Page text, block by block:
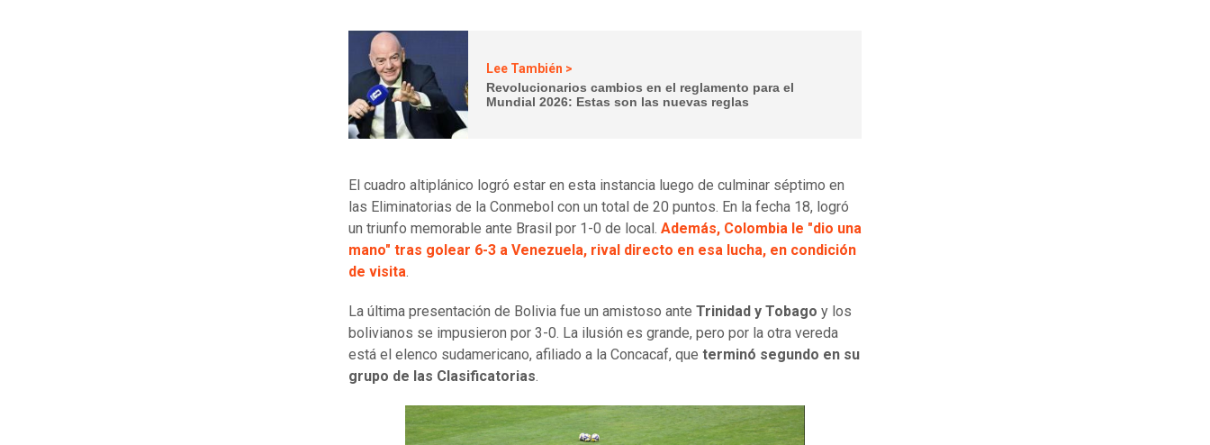
Lee También >
Revolucionarios cambios en el reglamento para el
Mundial 2026: Estas son las nuevas reglas
El cuadro altiplánico logró estar en esta instancia luego de culminar séptimo en
las Eliminatorias de la Conmebol con un total de 20 puntos. En la fecha 18, logró
un triunfo memorable ante Brasil por 1-0 de local. Además, Colombia le "dio una
mano" tras golear 6-3 a Venezuela, rival directo en esa lucha, en condición
de visita.
La última presentación de Bolivia fue un amistoso ante Trinidad y Tobago y los
bolivianos se impusieron por 3-0. La ilusión es grande, pero por la otra vereda
está el elenco sudamericano, afiliado a la Concacaf, que terminó segundo en su
grupo de las Clasificatorias.